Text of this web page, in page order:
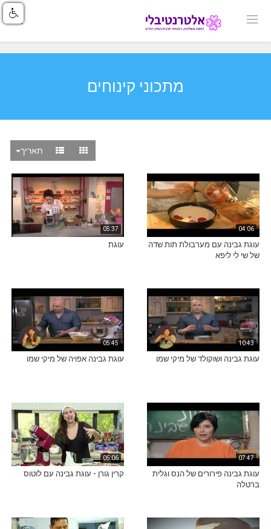
מתכוני קינוחים
תאריך
04:06
עוגת גבינה עם מערבולת תות שדה
של שי לי ליפא
05:37
עוגת
10:43
עוגת גבינה ושוקולד של מיקי שמו
05:45
עוגת גבינה אפויה של מיקי שמו
07:47
עוגת גבינה פירורים של הנס וגלית
ברטלה
05:06
קרין גורן - עוגת גבינה עם לוטוס